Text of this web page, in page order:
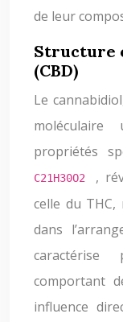
de leur
Structure
(CBD)
Le
propriétés
C21H30O2 ,
celle du THC,
dans
comportant
influence